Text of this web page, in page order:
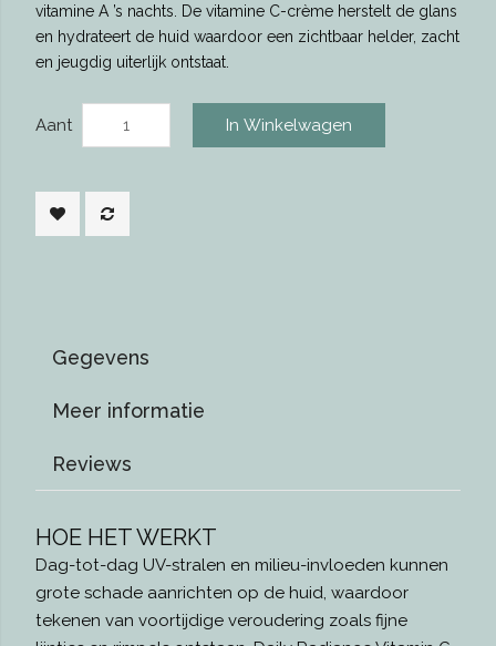
vitamine A ’s nachts. De vitamine C-crème herstelt de glans
en hydrateert de huid waardoor een zichtbaar helder, zacht
en jeugdig uiterlijk ontstaat.
Aant In Winkelwagen
Gegevens
Meer informatie
Reviews
HOE HET WERKT
Dag-tot-dag UV-stralen en milieu-invloeden kunnen
grote schade aanrichten op de huid, waardoor
tekenen van voortijdige veroudering zoals fijne